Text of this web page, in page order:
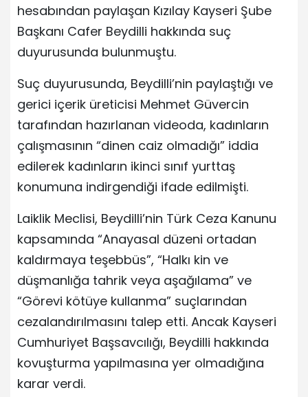
hesabından paylaşan Kızılay Kayseri Şube
Başkanı Cafer Beydilli hakkında suç
duyurusunda bulunmuştu.
Suç duyurusunda, Beydilli’nin paylaştığı ve
gerici içerik üreticisi Mehmet Güvercin
tarafından hazırlanan videoda, kadınların
çalışmasının “dinen caiz olmadığı” iddia
edilerek kadınların ikinci sınıf yurttaş
konumuna indirgendiği ifade edilmişti.
Laiklik Meclisi, Beydilli’nin Türk Ceza Kanunu
kapsamında “Anayasal düzeni ortadan
kaldırmaya teşebbüs”, “Halkı kin ve
düşmanlığa tahrik veya aşağılama” ve
“Görevi kötüye kullanma” suçlarından
cezalandırılmasını talep etti. Ancak Kayseri
Cumhuriyet Başsavcılığı, Beydilli hakkında
kovuşturma yapılmasına yer olmadığına
karar verdi.